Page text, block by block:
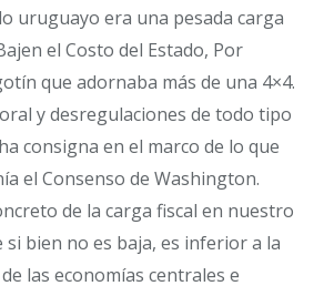
uruguayo era una pesada carga
el Costo del Estado, Por
que adornaba más de una 4×4.
y desregulaciones de todo tipo
consigna en el marco de lo que
el Consenso de Washington.
de la carga fiscal en nuestro
si bien no es baja, es inferior a la
las economías centrales e